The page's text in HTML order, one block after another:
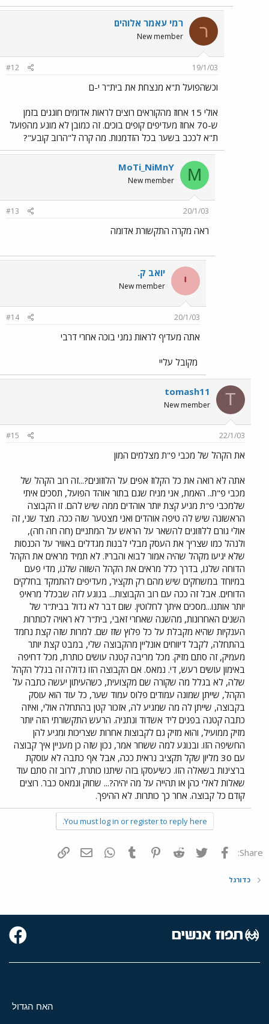
ר רמי עאמר אלוהים
New member
19/1/03
#12
וכשהפועל ת"א מנצחת את בית"ר י-ם
אולי 15 אחוז מהקוראים רוצים לראות אדומים חוגגים בזמן
ש-70 אחוז מעדיפים קופים בוכים. זה כמובן לא מונע מהפועל
ת"א לככב בשער בכל הזדמנות. מה קרה ל"הרוב קובע"?
M
MoTi_NiMnY
New member
20/1/03
#13
ראה מקרה התקשורת אדומה
י יואב ק.
New member
20/1/03
#14
אתה מעדיף לראות נמני בוכה אחרי דרבי
מקובל עליי
T
tomash11
New member
22/1/03
#15
את הקהל של מכבי פ"ת מצלמים המון
אתה לא רואה את כל הקלוז אפים על הלוזונים?...זה רוב הקהל של
מכבי פ"ת.. האמת, אני מניח שגם בתור אוהד הפועל, תסכים איתי
שלמכבי פ"ת מגיע קצת יותר אוהדים ממה שיש להם. זו הקבוצה
הראשונה שיש לה טיפה אוהדים ואני מצטער שזה ככה. מצד שני, זה
אולי גורם ללוזונים להשאר על הראש על המתניים (חה חה חה),
ולנהל כמו שצריך את העסק מבלי לבנות מגדלים באוויר על הכנסות
שלא יגיעו מקהל שהיה אמור לבוא והבריז. לא תמיד מראים את הקהל
הדוחה שלנו, בדרך כלל מראים את הקהל השווה שלנו, מדי פעם
במיוחד במשחקים שיש מהם רק תקציר, מעדיפים להתמקד בחלקים
הדוחים. אבל זה ככה עם רוב הקבוצות... בנוגע לזה שבכלל מראיפ
יותר אותנו...מסכים איתך לחלוטין. שום דבר לא גדול בבית"ר של
השנים האחרונות, מהשנה שאחרי זאבי, בית"ר לא ראויה לכותרות
הענקיות שהיא מקבלת על כל פלוץ שזז שם. למרות שזה קצת נחמד
בהתחלה, לקבל דיווחים אונליין מהקבוצה שלי, במבט קצת יותר
מעמיק, זה סתם מזיק. מכל מריבה קטנה עושים כותרת, מכל דחיפה
באימון עושים רעש, די. נמאס. אם הקבוצה הזו גדולה זה בגלל הקהל
שלה, לא בגלל מה שקורה שם מקצועית, כשהעיתון יעשה כתבה על
הקהל, שייתן שמונה עמודים פלוס עמוד שער, כל עוד הוא עוסק
בקבוצה, שייתן לה מה שמגיע לה, אזכור קטן בהתחלה אולי, ואיזה
כתבה קטנה בפנים ליד אשדוד ונתניה. הרעש התקשורתי הזה יותר
מזיק ממועיל, והוא מזיק גם לקבוצות אחרות שצריכות ומגיע להן
החשיפה הזו. ובנוגע למה ששחר אמר, נכון שזה כן מעניין איך קבוצה
עם 30 מליון שקל תקציב נראית ככה, אבל אף כתבה לא עוסקת
ברצינות בשאלה הזו. כשיעסקו בזה שיתנו כותרת, לרוב זה סתם עוד
שאלות לאלי כהן או תהייה על מה יהיה?... שחוק ונמאס כבר. רוצים
קודם כל קבוצה. אחר כך כותרות. לא ההיפך.
You must log in or register to reply here.
Share: פייסבוק Twitter
Reddit
Pinterest
Tumblr
WhatsAppדואר אלקטרוני
כדורגל
האח הגדול